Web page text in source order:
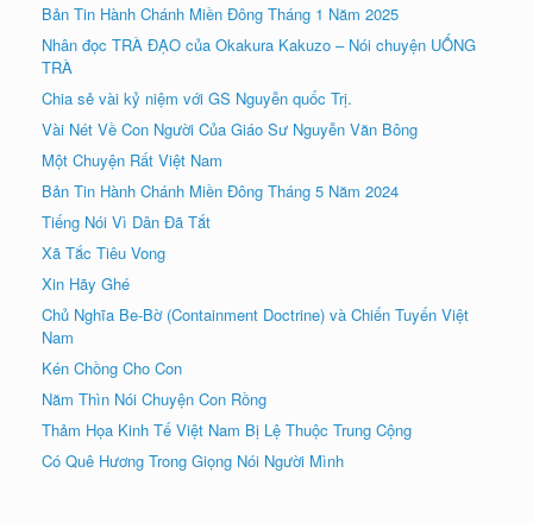
Bản Tin Hành Chánh Miền Đông Tháng 1 Năm 2025
Nhân đọc TRÀ ÐẠO của Okakura Kakuzo – Nói chuyện UỐNG
TRÀ
Chia sẻ vài kỷ niệm với GS Nguyễn quốc Trị.
Vài Nét Về Con Người Của Giáo Sư Nguyễn Văn Bông
Một Chuyện Rất Việt Nam
Bản Tin Hành Chánh Miền Đông Tháng 5 Năm 2024
Tiếng Nói Vì Dân Đã Tắt
Xã Tắc Tiêu Vong
Xin Hãy Ghé
Chủ Nghĩa Be-Bờ (Containment Doctrine) và Chiến Tuyến Việt
Nam
Kén Chồng Cho Con
Năm Thìn Nói Chuyện Con Rồng
Thảm Họa Kinh Tế Việt Nam Bị Lệ Thuộc Trung Cộng
Có Quê Hương Trong Giọng Nói Người Mình